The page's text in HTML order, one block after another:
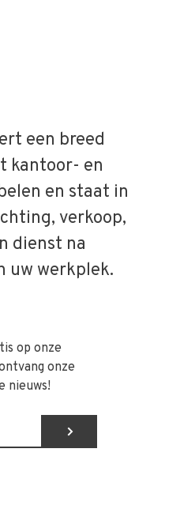
een breed
kantoor- en
en staat in
verkoop,
dienst na
uw werkplek.
op onze
onze
nieuws!